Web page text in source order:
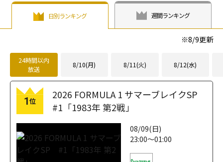
日別ランキング 週間ランキング
※8/9更新
24時間以内
放送
8/10(月) 8/11(火) 8/12(水)
1位
2026 FORMULA 1 サマーブレイクSP
#1「1983年 第2戦」
08/09(日)
23:00～01:00